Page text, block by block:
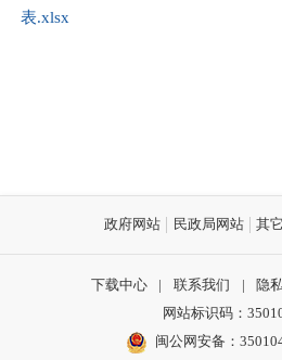
表.xlsx
政府网站 民政局网站 其
下载中心 | 联系我们 | 隐
网站标识码：
闽公网安备：